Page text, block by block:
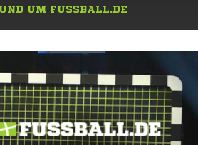
UM FUSSBALL.DE